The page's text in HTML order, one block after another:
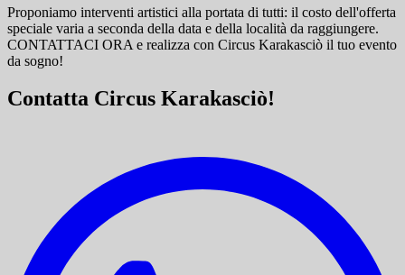
Proponiamo interventi artistici alla portata di tutti: il costo dell'offerta
speciale varia a seconda della data e della località da raggiungere.
CONTATTACI ORA e realizza con Circus Karakasciò il tuo evento
da sogno!
Contatta Circus Karakasciò!